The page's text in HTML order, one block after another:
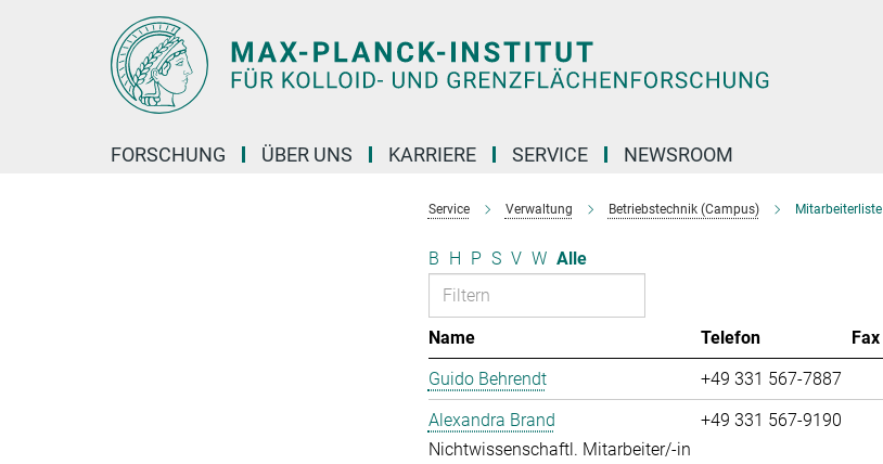
FORSCHUNG ÜBER UNS KARRIERE SERVICE NEWSROOM
Service Verwaltung Betriebstechnik (Campus) Mitarbeiterliste
B H P S V W Alle
Name Telefon Fax
Guido Behrendt
+49 331 567-7887
Alexandra Brand
Nichtwissenschaftl. Mitarbeiter/-in
+49 331 567-9190